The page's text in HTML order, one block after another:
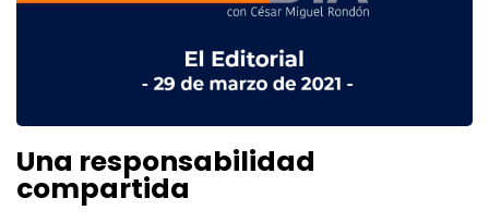
Una responsabilidad
compartida